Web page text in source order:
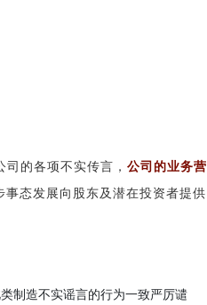
的各项不实传言， 公司的业务营
态发展向股东及潜在投资者提供
制造不实谣言的行为一致严厉谴